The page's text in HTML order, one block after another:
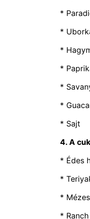
*
*
*
*
*
*
* Sajt
4. A
* Édes
*
*
* Ranch